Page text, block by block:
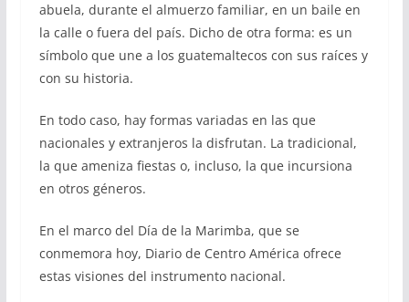
abuela, durante el almuerzo familiar, en un baile en
la calle o fuera del país. Dicho de otra forma: es un
símbolo que une a los guatemaltecos con sus raíces y
con su historia.
En todo caso, hay formas variadas en las que
nacionales y extranjeros la disfrutan. La tradicional,
la que ameniza fiestas o, incluso, la que incursiona
en otros géneros.
En el marco del Día de la Marimba, que se
conmemora hoy, Diario de Centro América ofrece
estas visiones del instrumento nacional.